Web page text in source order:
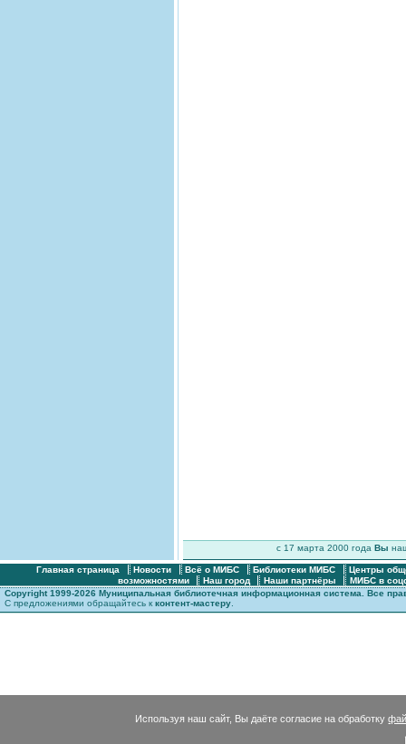
c 17 марта 2000 года Вы
Главная страница Новости Всё о МИБС Библиотеки МИБС
Центры
возможностями
Наш город Наши партнёры
МИБС в
Copyright 1999-2026 Муниципальная библиотечная информационная система. Все
С предложениями обращайтесь к контент-мастеру
Используя наш сайт, Вы даёте согласие на обработку